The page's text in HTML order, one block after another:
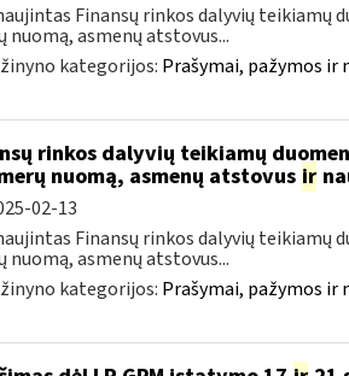
Finansų rinkos dalyvių teikiamų
nuomą, asmenų atstovus...
kategorijos: Prašymai, pažymos ir
rinkos dalyvių teikiamų
nuomą, asmenų atstovus ir
02-13
Finansų rinkos dalyvių teikiamų
nuomą, asmenų atstovus...
kategorijos: Prašymai, pažymos ir